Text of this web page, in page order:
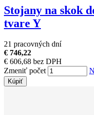
Stojany na skok
tvare Y
21 pracovných dní
€ 746,22
€ 606,68 bez DPH
Zmeniť počet
Kúpiť